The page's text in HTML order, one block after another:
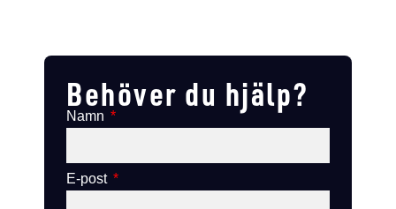
Behöver du hjälp?
Namn
E-post